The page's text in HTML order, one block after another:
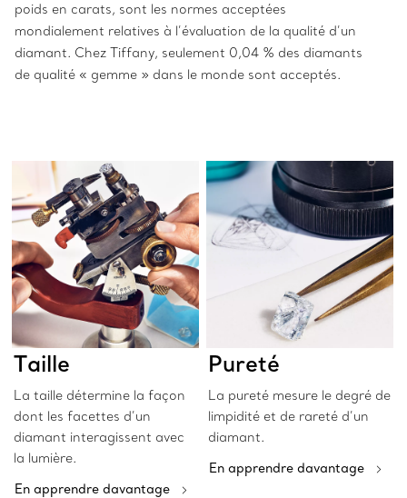
poids en carats, sont les normes acceptées
mondialement relatives à l’évaluation de la qualité d’un
diamant. Chez Tiffany, seulement 0,04 % des diamants
de qualité « gemme » dans le monde sont acceptés.
Taille
La taille détermine la façon
dont les facettes d’un
diamant interagissent avec
la lumière.
En apprendre davantage
Pureté
La pureté mesure le degré de
limpidité et de rareté d’un
diamant.
En apprendre davantage